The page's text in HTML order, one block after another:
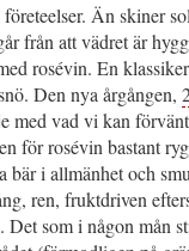
Än skiner
från att vädret är
rosévin. En
Den nya årgången,
med vad vi kan
för rosévin bastant
bär i allmänhet och
ren, fruktdriven
som i någon mån